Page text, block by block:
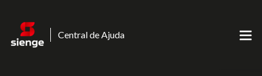
Central de Ajuda